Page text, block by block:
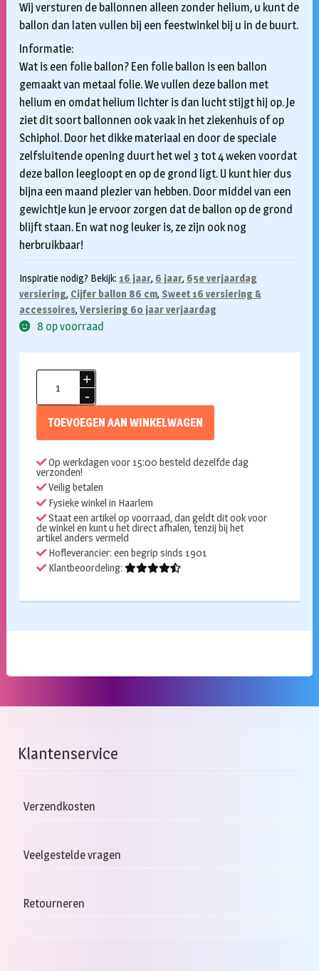
Wij versturen de ballonnen alleen zonder helium, u kunt de
ballon dan laten vullen bij een feestwinkel bij u in de buurt.
Informatie:
Wat is een folie ballon? Een folie ballon is een ballon
gemaakt van metaal folie. We vullen deze ballon met
helium en omdat helium lichter is dan lucht stijgt hij op. Je
ziet dit soort ballonnen ook vaak in het ziekenhuis of op
Schiphol. Door het dikke materiaal en door de speciale
zelfsluitende opening duurt het wel 3 tot 4 weken voordat
deze ballon leegloopt en op de grond ligt. U kunt hier dus
bijna een maand plezier van hebben. Door middel van een
gewichtje kun je ervoor zorgen dat de ballon op de grond
blijft staan. En wat nog leuker is, ze zijn ook nog
herbruikbaar!
Inspiratie nodig? Bekijk: 16 jaar, 6 jaar, 65e verjaardag
versiering, Cijfer ballon 86 cm, Sweet 16 versiering &
accessoires, Versiering 60 jaar verjaardag
8 op voorraad
Folieballon
cijfer
86cm
aantal
TOEVOEGEN AAN WINKELWAGEN
Op werkdagen voor 15:00 besteld dezelfde dag
verzonden!
Veilig betalen
Fysieke winkel in Haarlem
Staat een artikel op voorraad, dan geldt dit ook voor
de winkel en kunt u het direct afhalen, tenzij bij het
artikel anders vermeld
Hofleverancier: een begrip sinds 1901
Klantbeoordeling:
Klantenservice
Verzendkosten
Veelgestelde vragen
Retourneren